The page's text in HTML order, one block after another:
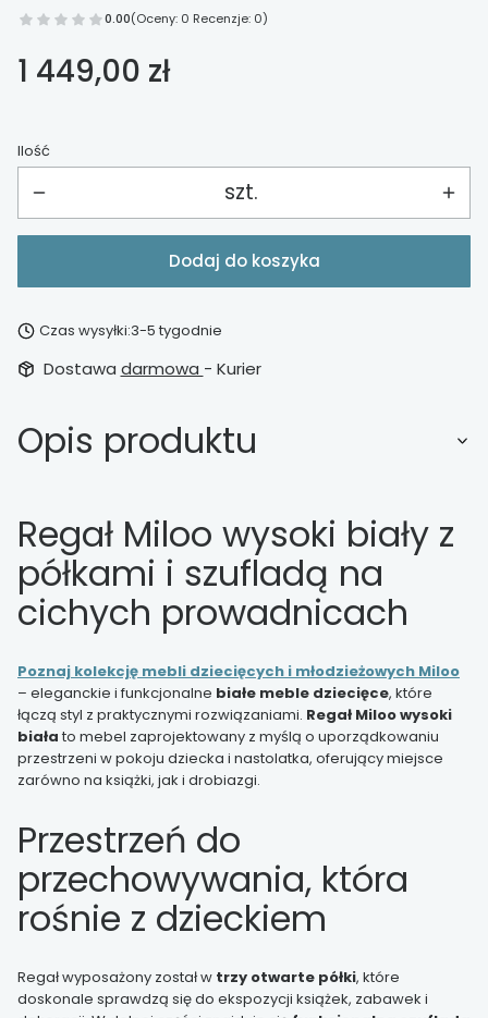
0.00(Oceny: 0 Recenzje: 0)
Cena
1 449,00 zł
Ilość
szt.
Dodaj do koszyka
Czas wysyłki:3-5 tygodnie
Dostawa darmowa - Kurier
Opis produktu
Regał Miloo wysoki biały z
półkami i szufladą na
cichych prowadnicach
Poznaj kolekcję mebli dziecięcych i młodzieżowych Miloo
– eleganckie i funkcjonalne białe meble dziecięce, które
łączą styl z praktycznymi rozwiązaniami. Regał Miloo wysoki
biała to mebel zaprojektowany z myślą o uporządkowaniu
przestrzeni w pokoju dziecka i nastolatka, oferujący miejsce
zarówno na książki, jak i drobiazgi.
Przestrzeń do
przechowywania, która
rośnie z dzieckiem
Regał wyposażony został w trzy otwarte półki, które
doskonale sprawdzą się do ekspozycji książek, zabawek i